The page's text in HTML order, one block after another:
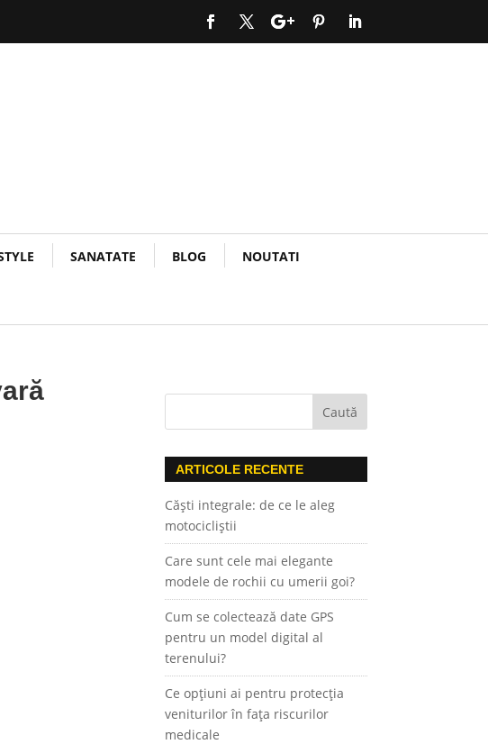
SANATATE BLOG NOUTATI
ARTICOLE RECENTE
Căști integrale: de ce le aleg
motocicliștii
Care sunt cele mai elegante
modele de rochii cu umerii goi?
Cum se colectează date GPS
pentru un model digital al
terenului?
Ce opțiuni ai pentru protecția
veniturilor în fața riscurilor
medicale